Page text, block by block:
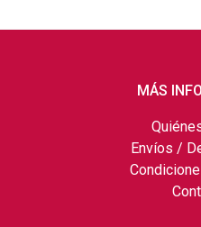
MÁS
Envíos /